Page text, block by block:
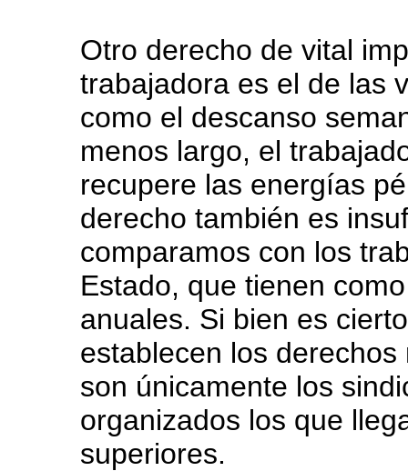
Otro derecho de vital
trabajadora es el de las
como el descanso
menos largo, el
recupere las energías
derecho también es
comparamos con los
Estado, que tienen
anuales. Si bien es
establecen los
son únicamente los
organizados los que
superiores.